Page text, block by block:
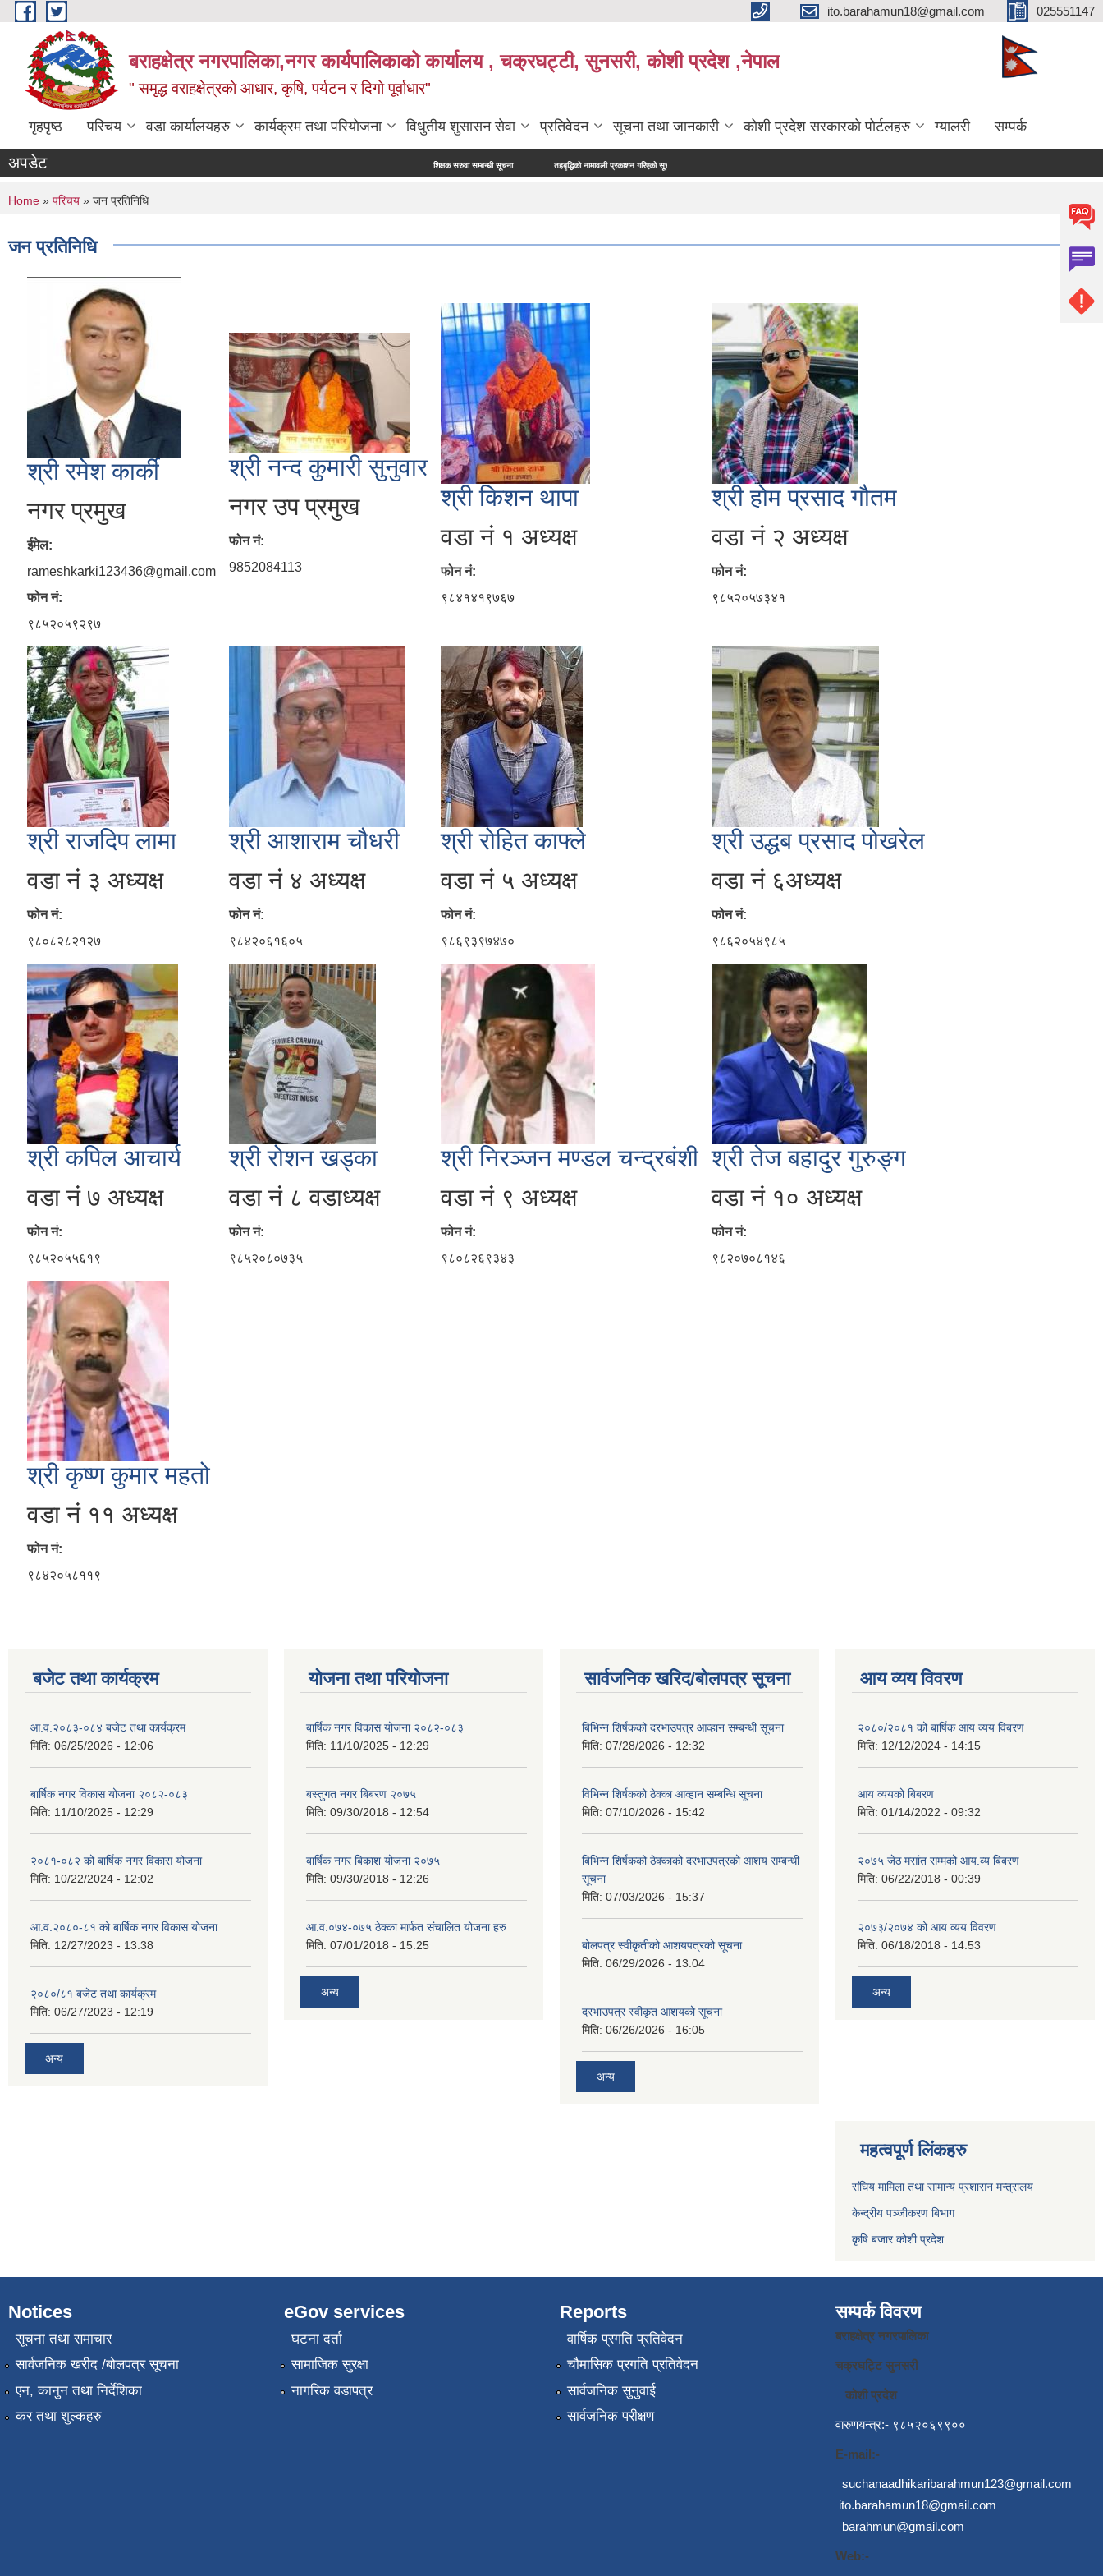
Skip to main content ito.barahamun18@gmail.com 025551147
बराहक्षेत्र नगरपालिका,नगर कार्यपालिकाको कार्यालय , चक्रघट्टी, सुनसरी, कोशी प्रदेश ,नेपाल
" समृद्ध वराहक्षेत्रकाे आधार, कृषि, पर्यटन र दिगो पूर्वाधार"
गृहपृष्ठ परिचय वडा कार्यालयहरु कार्यक्रम तथा परियोजना विधुतीय शुसासन सेवा प्रतिवेदन सूचना तथा जानकारी कोशी प्रदेश सरकारको पोर्टलहरु ग्यालरी सम्पर्क
अपडेट शिक्षक सरुवा सम्बन्धी सूचना तहबृद्धिको नामावली प्रकाशन गरिएको सूचना नापी अधिकृत परिक्षाको अन्तिम नतिजा प्रकाशन सम्बन्धमा।
You are here
Home » परिचय » जन प्रतिनिधि
जन प्रतिनिधि
श्री रमेश कार्की
नगर प्रमुख
ईमेल:
rameshkarki123436@gmail.com
फोन नं:
९८५२०५९२९७
श्री नन्द कुमारी सुनुवार
नगर उप प्रमुख
फोन नं:
9852084113
श्री किशन थापा
वडा नं १ अध्यक्ष
फोन नं:
९८४१४१९७६७
श्री होम प्रसाद गौतम
वडा नं २ अध्यक्ष
फोन नं:
९८५२०५७३४१
श्री राजदिप लामा
वडा नं ३ अध्यक्ष
फोन नं:
९८०८२८२१२७
श्री आशाराम चौधरी
वडा नं ४ अध्यक्ष
फोन नं:
९८४२०६१६०५
श्री रोहित काफ्ले
वडा नं ५ अध्यक्ष
फोन नं:
९८६९३९७४७०
श्री उद्धब प्रसाद पोखरेल
वडा नं ६अध्यक्ष
फोन नं:
९८६२०५४९८५
श्री कपिल आचार्य
वडा नं ७ अध्यक्ष
फोन नं:
९८५२०५५६१९
श्री रोशन खड्का
वडा नं ८ वडाध्यक्ष
फोन नं:
९८५२०८०७३५
श्री निरञ्जन मण्डल चन्द्रबंशी
वडा नं ९ अध्यक्ष
फोन नं:
९८०८२६९३४३
श्री तेज बहादुर गुरुङ्ग
वडा नं १० अध्यक्ष
फोन नं:
९८२०७०८१४६
श्री कृष्ण कुमार महतो
वडा नं ११ अध्यक्ष
फोन नं:
९८४२०५८११९
बजेट तथा कार्यक्रम
आ.व.२०८३-०८४ बजेट तथा कार्यक्रम
मिति: 06/25/2026 - 12:06
बार्षिक नगर विकास योजना २०८२-०८३
मिति: 11/10/2025 - 12:29
२०८१-०८२ को बार्षिक नगर विकास योजना
मिति: 10/22/2024 - 12:02
आ.व.२०८०-८१ को बार्षिक नगर विकास योजना
मिति: 12/27/2023 - 13:38
२०८०/८१ बजेट तथा कार्यक्रम
मिति: 06/27/2023 - 12:19
अन्य
योजना तथा परियोजना
बार्षिक नगर विकास योजना २०८२-०८३
मिति: 11/10/2025 - 12:29
बस्तुगत नगर बिबरण २०७५
मिति: 09/30/2018 - 12:54
बार्षिक नगर बिकाश योजना २०७५
मिति: 09/30/2018 - 12:26
आ.व.०७४-०७५ ठेक्का मार्फत संचालित योजना हरु
मिति: 07/01/2018 - 15:25
अन्य
सार्वजनिक खरिद/बोलपत्र सूचना
बिभिन्‍न शिर्षकको दरभाउपत्र आव्हान सम्बन्धी सूचना
मिति: 07/28/2026 - 12:32
विभिन्न शिर्षकको ठेक्का आव्हान सम्बन्धि सूचना
मिति: 07/10/2026 - 15:42
बिभिन्‍न शिर्षकको ठेक्काको दरभाउपत्रको आशय सम्बन्धी
सूचना
मिति: 07/03/2026 - 15:37
बोलपत्र स्वीकृतीको आशयपत्रको सूचना
मिति: 06/29/2026 - 13:04
दरभाउपत्र स्वीकृत आशयको सूचना
मिति: 06/26/2026 - 16:05
अन्य
आय व्यय विवरण
२०८०/२०८१ को बार्षिक आय व्यय विबरण
मिति: 12/12/2024 - 14:15
आय व्ययको बिबरण
मिति: 01/14/2022 - 09:32
२०७५ जेठ मसांत सम्मको आय.व्य बिबरण
मिति: 06/22/2018 - 00:39
२०७३/२०७४ को आय व्यय विवरण
मिति: 06/18/2018 - 14:53
अन्य
महत्वपूर्ण लिंकहरु
संघिय मामिला तथा सामान्य प्रशासन मन्त्रालय
केन्द्रीय पञ्जीकरण बिभाग
कृषि बजार कोशी प्रदेश
Notices
सूचना तथा समाचार
सार्वजनिक खरीद /बोलपत्र सूचना
एन, कानुन तथा निर्देशिका
कर तथा शुल्कहरु
eGov services
घटना दर्ता
सामाजिक सुरक्षा
नागरिक वडापत्र
Reports
वार्षिक प्रगति प्रतिवेदन
चौमासिक प्रगति प्रतिवेदन
सार्वजनिक सुनुवाई
सार्वजनिक परीक्षण
सम्पर्क विवरण
बराहक्षेत्र नगरपालिका
चक्रघट्टि सुनसरी
कोशी प्रदेश
वारुणयन्त्र:- ९८५२०६९९००
E-mail:-
suchanaadhikaribarahmun123@gmail.com
ito.barahamun18@gmail.com
barahmun@gmail.com
Web:-